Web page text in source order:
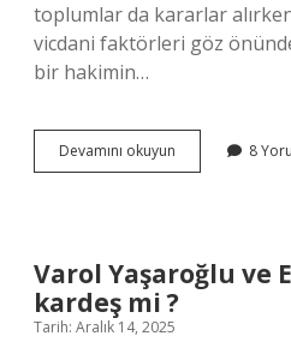
toplumlar da kararlar
vicdani faktörleri göz
bir hakimin…
Devamını okuyun Hakimin
vicdani
8
Varol Yaşaroğlu ve
kardeş mi ?
Tarih: Aralık 14, 2025